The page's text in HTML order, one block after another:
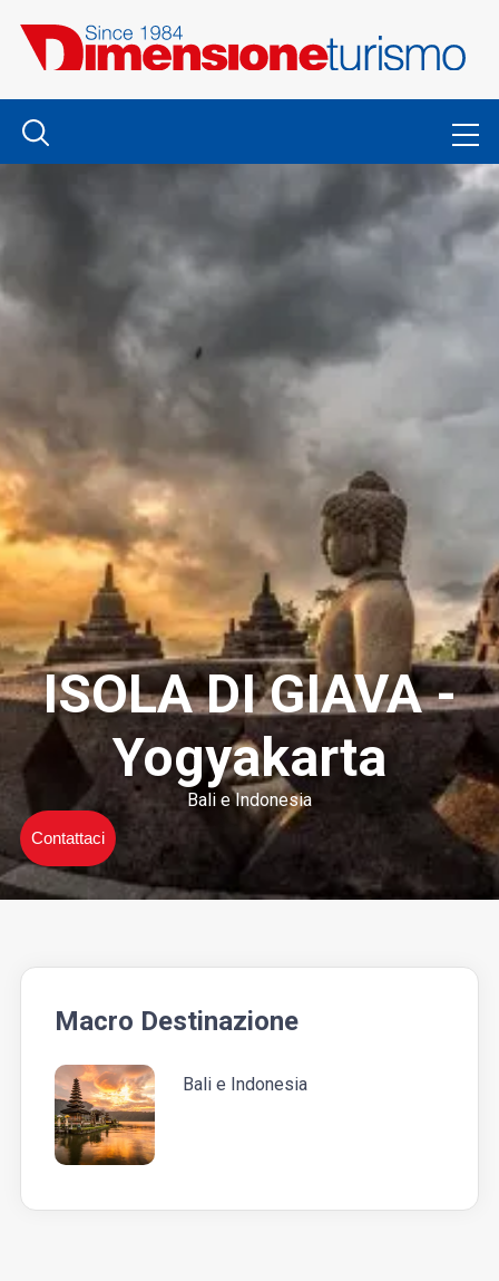
ISOLA DI GIAVA -
Yogyakarta
Bali e Indonesia
Contattaci
Macro Destinazione
Bali e Indonesia